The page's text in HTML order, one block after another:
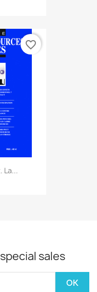
La...
favorite_border
sales